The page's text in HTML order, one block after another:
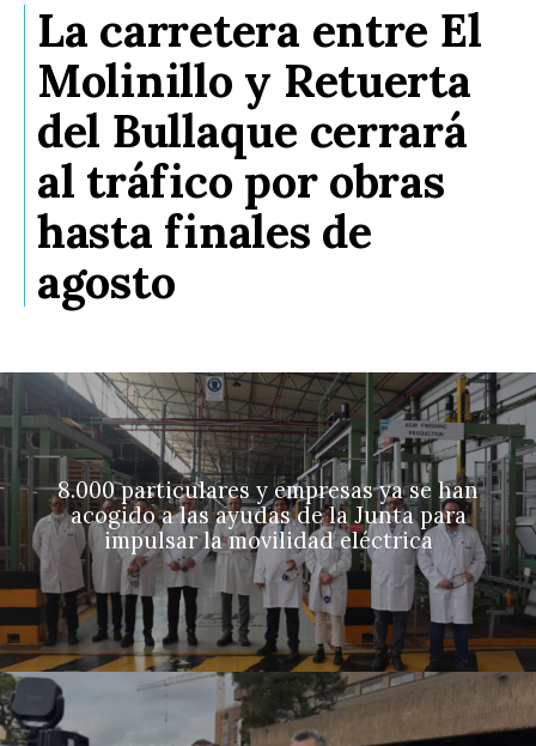
La carretera entre El
Molinillo y Retuerta
del Bullaque cerrará
al tráfico por obras
hasta finales de
agosto
8.000 particulares y empresas ya se han
acogido a las ayudas de la Junta para
impulsar la movilidad eléctrica